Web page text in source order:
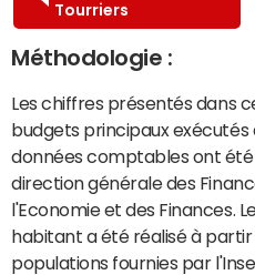
Tourriers
Méthodologie :
Les chiffres présentés dans
budgets principaux
données comptables ont
direction générale des
l'Economie et des Finances.
habitant a été réalisé à partir
populations fournies par